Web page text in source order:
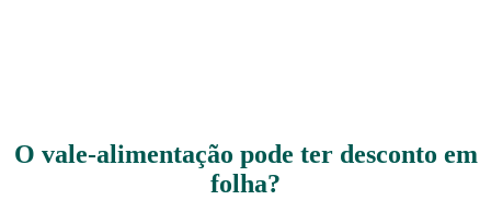
O vale-alimentação pode ter desconto em
folha?